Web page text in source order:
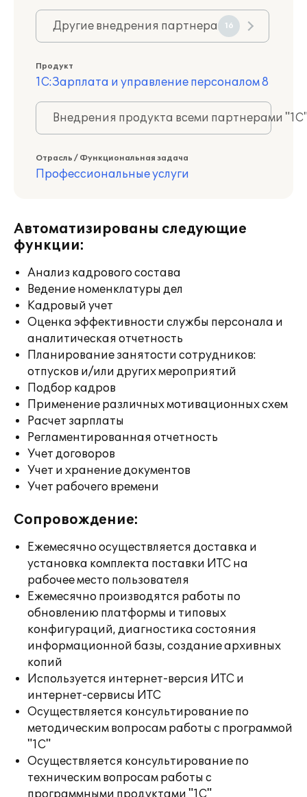
Другие внедрения партнера 16
Продукт
1С:Зарплата и управление персоналом 8
Внедрения продукта всеми партнерами
Отрасль / Функциональная задача
Профессиональные услуги
Автоматизированы следующие
функции:
Анализ кадрового состава
Ведение номенклатуры дел
Кадровый учет
Оценка эффективности службы персонала и
аналитическая отчетность
Планирование занятости сотрудников:
отпусков и/или других мероприятий
Подбор кадров
Применение различных мотивационных схем
Расчет зарплаты
Регламентированная отчетность
Учет договоров
Учет и хранение документов
Учет рабочего времени
Сопровождение:
Ежемесячно осуществляется доставка и
установка комплекта поставки ИТС на
рабочее место пользователя
Ежемесячно производятся работы по
обновлению платформы и типовых
конфигураций, диагностика состояния
информационной базы, создание архивных
копий
Используется интернет-версия ИТС и
интернет-сервисы ИТС
Осуществляется консультирование по
методическим вопросам работы с программой
"1С"
Осуществляется консультирование по
техническим вопросам работы с
программными продуктами "1С"